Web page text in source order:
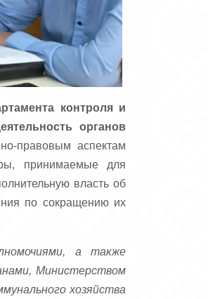
контроля и
органов
правовым аспектам
принимаемые для
власть об
по сокращению их
а также
Министерством
хозяйства